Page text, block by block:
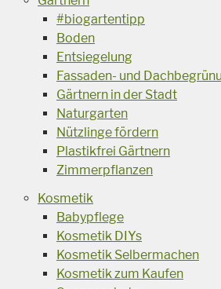
#biogartentipp
Boden
Entsiegelung
Fassaden- und
Gärtnern in der Stadt
Naturgarten
Nützlinge fördern
Plastikfrei Gärtnern
Zimmerpflanzen
Kosmetik
Babypflege
Kosmetik DIYs
Kosmetik Selbermachen
Kosmetik zum Kaufen